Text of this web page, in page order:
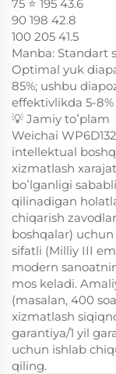
75 ⭐️ 195 43.6
90 198 42.8
100 205 41.5
Manba: Standart
Optimal yuk
85%; ushbu
effektivlikda 5-
💡 Jamiy toʻplam
Weichai
intellektual
xizmatlash
boʻlganligi
qilinadigan
chiqarish
boshqalar)
sifatli (Milliy III
modern
mos keladi.
(masalan, 400
xizmatlash
garantiya/1 yil
uchun ishlab
qiling.